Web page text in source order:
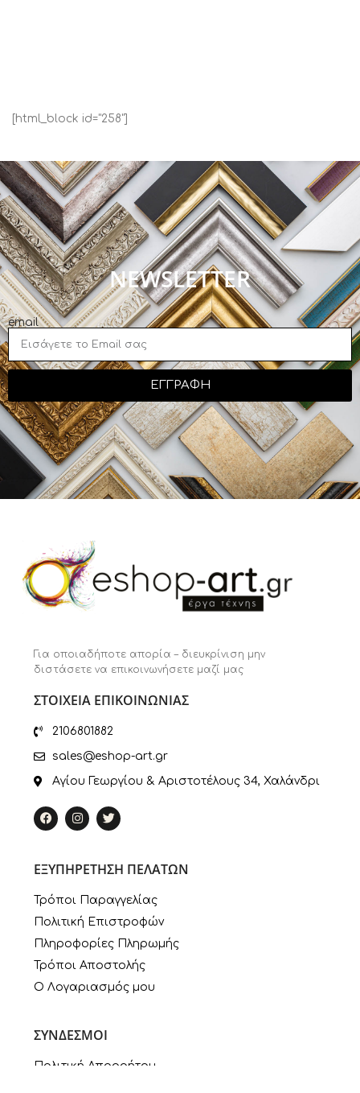
[html_block id="258"]
NEWSLETTER
email
ΕΓΓΡΑΦΗ
Για οποιαδήποτε απορία – διευκρίνιση μην
διστάσετε να επικοινωνήσετε μαζί μας
ΣΤΟΙΧΕΙΑ ΕΠΙΚΟΙΝΩΝΙΑΣ
2106801882
sales@eshop-art.gr
Αγίου Γεωργίου & Αριστοτέλους 34, Χαλάνδρι
ΕΞΥΠΗΡΕΤΗΣΗ ΠΕΛΑΤΩΝ
Τρόποι Παραγγελίας
Πολιτική Επιστροφών
Πληροφορίες Πληρωμής
Τρόποι Αποστολής
Ο Λογαριασμός μου
ΣΥΝΔΕΣΜΟΙ
Πολιτική Απορρήτου